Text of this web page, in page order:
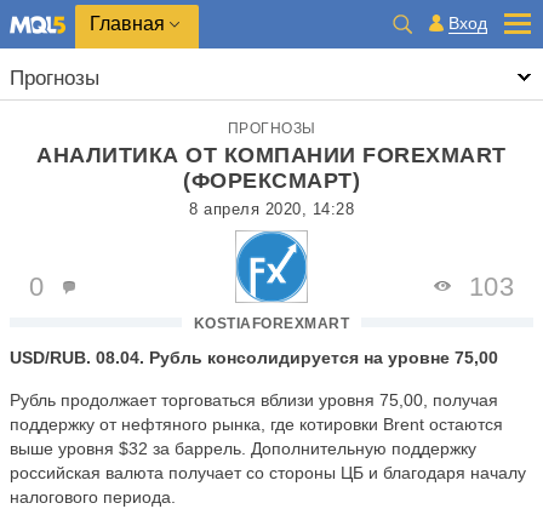
Главная Вход
Прогнозы
ПРОГНОЗЫ
АНАЛИТИКА ОТ КОМПАНИИ FOREXMART
(ФОРЕКСМАРТ)
8 апреля 2020, 14:28
KOSTIAFOREXMART
0 103
USD/RUB. 08.04. Рубль консолидируется на уровне 75,00
Рубль продолжает торговаться вблизи уровня 75,00, получая
поддержку от нефтяного рынка, где котировки Brent остаются
выше уровня $32 за баррель. Дополнительную поддержку
российская валюта получает со стороны ЦБ и благодаря началу
налогового периода.